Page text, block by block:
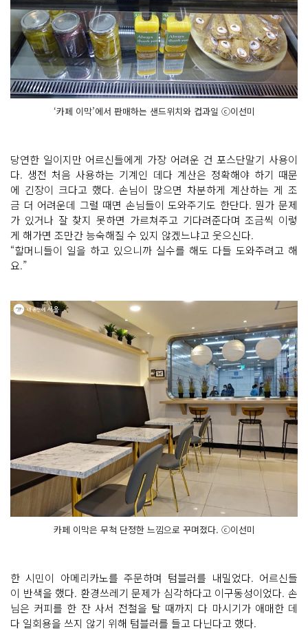
‘카페 이막’에서 판매하는 샌드위치와 컵과일 ⓒ이선미
당연한 일이지만 어르신들에게 가장 어려운 건 포스단말기 사용이
다. 생전 처음 사용하는 기계인 데다 계산은 정확해야 하기 때문
에 긴장이 크다고 했다. 손님이 많으면 차분하게 계산하는 게 조
금 더 어려운데 그럴 때면 손님들이 도와주기도 한단다. 뭔가 문제
가 있거나 잘 찾지 못하면 가르쳐주고 기다려준다며 조금씩 이렇
게 해가면 조만간 능숙해질 수 있지 않겠느냐고 웃으신다.
“할머니들이 일을 하고 있으니까 실수를 해도 다들 도와주려고 해
요.”
카페 이막은 무척 단정한 느낌으로 꾸며졌다. ⓒ이선미
한 시민이 아메리카노를 주문하며 텀블러를 내밀었다. 어르신들
이 반색을 했다. 환경쓰레기 문제가 심각하다고 이구동성이었다. 손
님은 커피를 한 잔 사서 전철을 탈 때까지 다 마시기가 애매한 데
다 일회용을 쓰지 않기 위해 텀블러를 들고 다닌다고 했다.